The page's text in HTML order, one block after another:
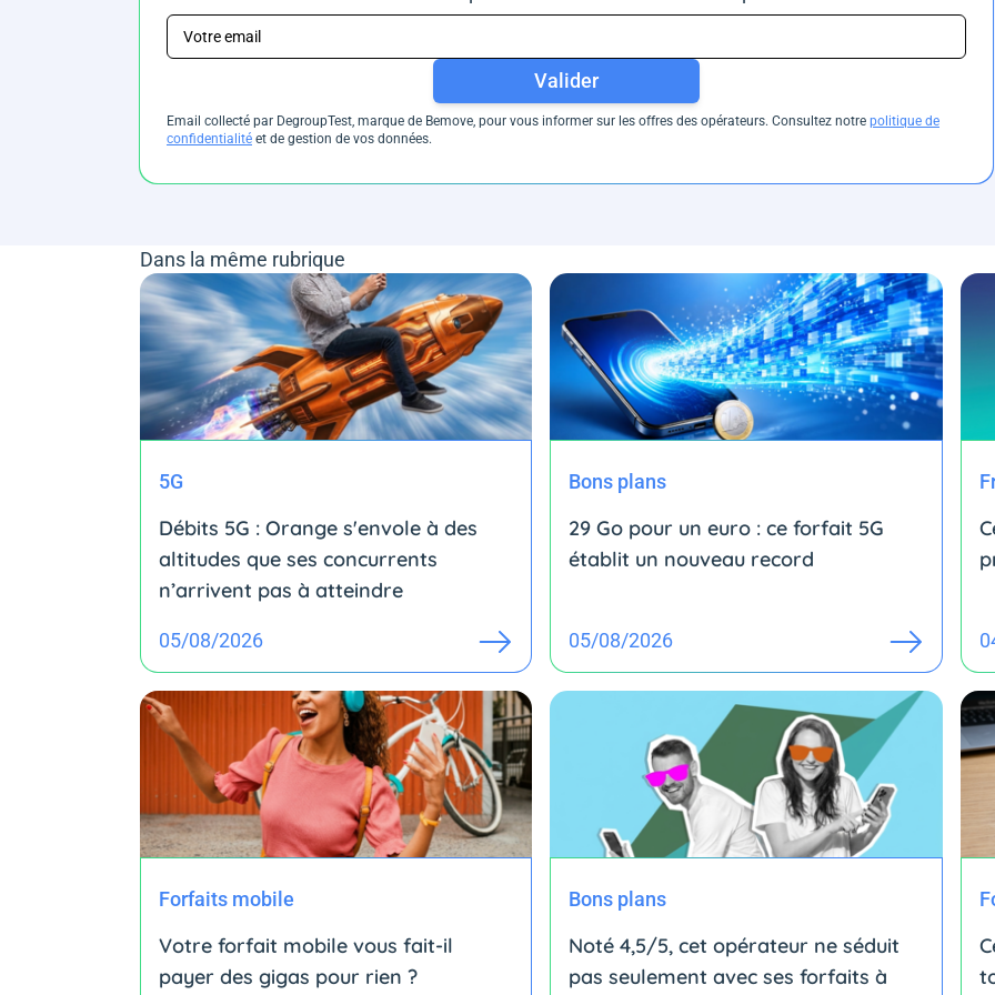
Valider
Email collecté par DegroupTest, marque de Bemove, pour vous informer sur les offres des opérateurs. Consultez notre politique de
confidentialité et de gestion de vos données.
Dans la même rubrique
5G
Débits 5G : Orange s'envole à des
altitudes que ses concurrents
n’arrivent pas à atteindre
05/08/2026
Bons plans
29 Go pour un euro : ce forfait 5G
établit un nouveau record
05/08/2026
Forfaits mobile
Votre forfait mobile vous fait-il
payer des gigas pour rien ?
Bons plans
Noté 4,5/5, cet opérateur ne séduit
pas seulement avec ses forfaits à